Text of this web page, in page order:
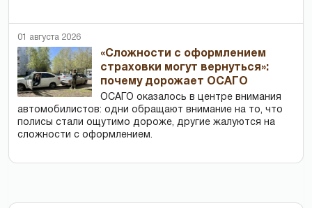
01 августа 2026
«Сложности с оформлением
страховки могут вернуться»:
почему дорожает ОСАГО
ОСАГО оказалось в центре внимания
автомобилистов: одни обращают внимание на то, что
полисы стали ощутимо дороже, другие жалуются на
сложности с оформлением.